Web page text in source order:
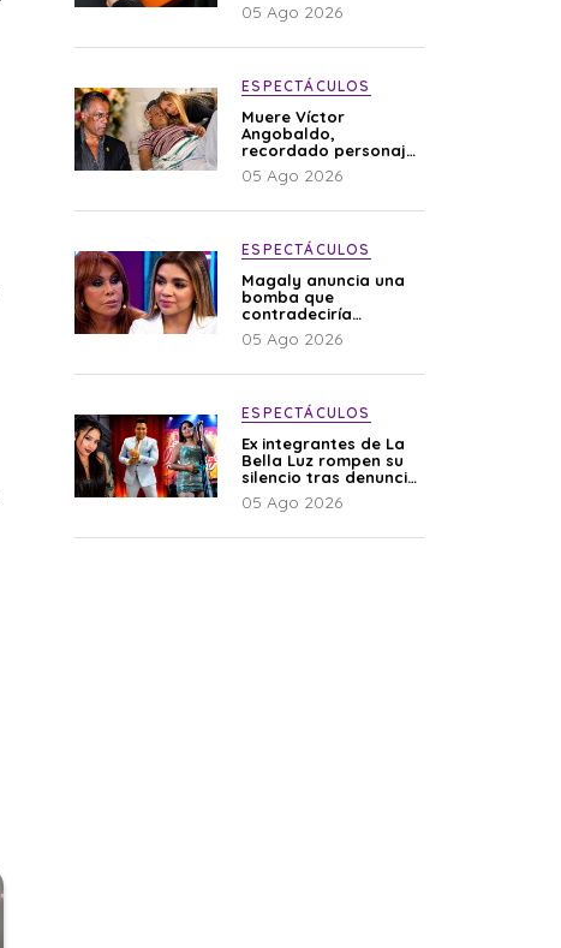
05 Ago 2026
ESPECTÁCULOS
Muere Víctor
Angobaldo,
recordado personaje
de la farándula y
expareja de Shirley
05 Ago 2026
ESPECTÁCULOS
Magaly anuncia una
bomba que
contradeciría
comunicado de La
Bella Luz: “Hay un
05 Ago 2026
ESPECTÁCULOS
Ex integrantes de La
Bella Luz rompen su
silencio tras denuncia
de Naldy: “Todo el
mundo lo sabía”
05 Ago 2026